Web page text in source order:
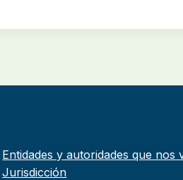
Entidades y autoridades que nos
Jurisdicción